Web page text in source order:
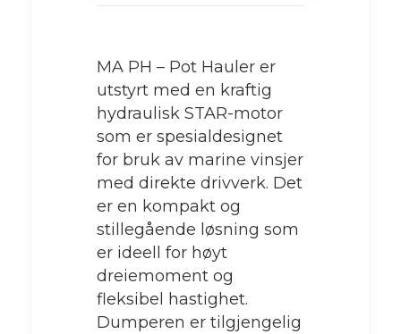
MA PH – Pot Hauler er
utstyrt med en kraftig
hydraulisk STAR-motor
som er spesialdesignet
for bruk av marine vinsjer
med direkte drivverk. Det
er en kompakt og
stillegående løsning som
er ideell for høyt
dreiemoment og
fleksibel hastighet.
Dumperen er tilgjengelig